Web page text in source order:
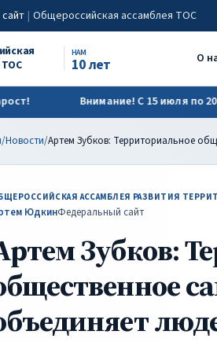
общественное
| Общероссийская ассамблея ТОС
ТОС
НАМ
10 лет О
Внимание! С 15 июля по 20
/Новости/
АССАМБЛЕЯ РАЗВИТИЯ
ЮдкинФедеральный сайт
Зубков: